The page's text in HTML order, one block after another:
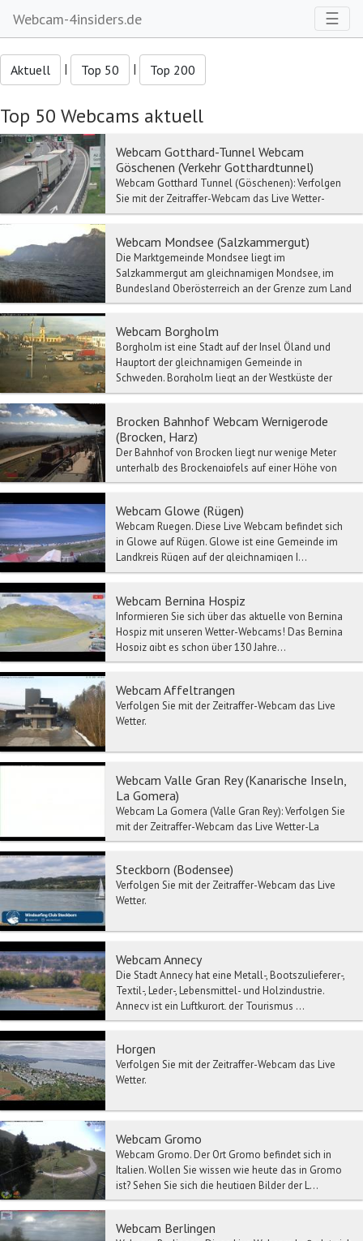
Webcam-4insiders.de ☰
Aktuell | Top 50 | Top 200
Top 50 Webcams aktuell
Webcam Gotthard-Tunnel Webcam
Göschenen (Verkehr Gotthardtunnel)
Webcam Gotthard Tunnel (Göschenen): Verfolgen
Sie mit der Zeitraffer-Webcam das Live Wetter-
Gotthard Tunnel. Verkehr- und Stau-Meldun...
Webcam Mondsee (Salzkammergut)
Die Marktgemeinde Mondsee liegt im
Salzkammergut am gleichnamigen Mondsee, im
Bundesland Oberösterreich an der Grenze zum Land
Salzburg und im Geri...
Webcam Borgholm
Borgholm ist eine Stadt auf der Insel Öland und
Hauptort der gleichnamigen Gemeinde in
Schweden. Borgholm liegt an der Westküste der
Insel. Die bek...
Brocken Bahnhof Webcam Wernigerode
(Brocken, Harz)
Der Bahnhof von Brocken liegt nur wenige Meter
unterhalb des Brockengipfels auf einer Höhe von
1125 Metern. Der Brocken Bahnhof ist der
Webcam Glowe (Rügen)
Webcam Ruegen. Diese Live Webcam befindet sich
in Glowe auf Rügen. Glowe ist eine Gemeinde im
Landkreis Rügen auf der gleichnamigen I...
Webcam Bernina Hospiz
Informieren Sie sich über das aktuelle von Bernina
Hospiz mit unseren Wetter-Webcams! Das Bernina
Hospiz gibt es schon über 130 Jahre...
Webcam Affeltrangen
Verfolgen Sie mit der Zeitraffer-Webcam das Live
Wetter.
Webcam Valle Gran Rey (Kanarische Inseln,
La Gomera)
Webcam La Gomera (Valle Gran Rey): Verfolgen Sie
mit der Zeitraffer-Webcam das Live Wetter-La
Gomera. La Gomera ist die zweitkleinste...
Steckborn (Bodensee)
Verfolgen Sie mit der Zeitraffer-Webcam das Live
Wetter.
Webcam Annecy
Die Stadt Annecy hat eine Metall-, Bootszulieferer-,
Textil-, Leder-, Lebensmittel- und Holzindustrie.
Annecy ist ein Luftkurort, der Tourismus ...
Horgen
Verfolgen Sie mit der Zeitraffer-Webcam das Live
Wetter.
Webcam Gromo
Webcam Gromo. Der Ort Gromo befindet sich in
Italien. Wollen Sie wissen wie heute das in Gromo
ist? Sehen Sie sich die heutigen Bilder der L...
Webcam Berlingen